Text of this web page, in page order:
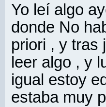
Yo leí algo
donde No
priori , y tras
leer algo , y
igual estoy
estaba muy